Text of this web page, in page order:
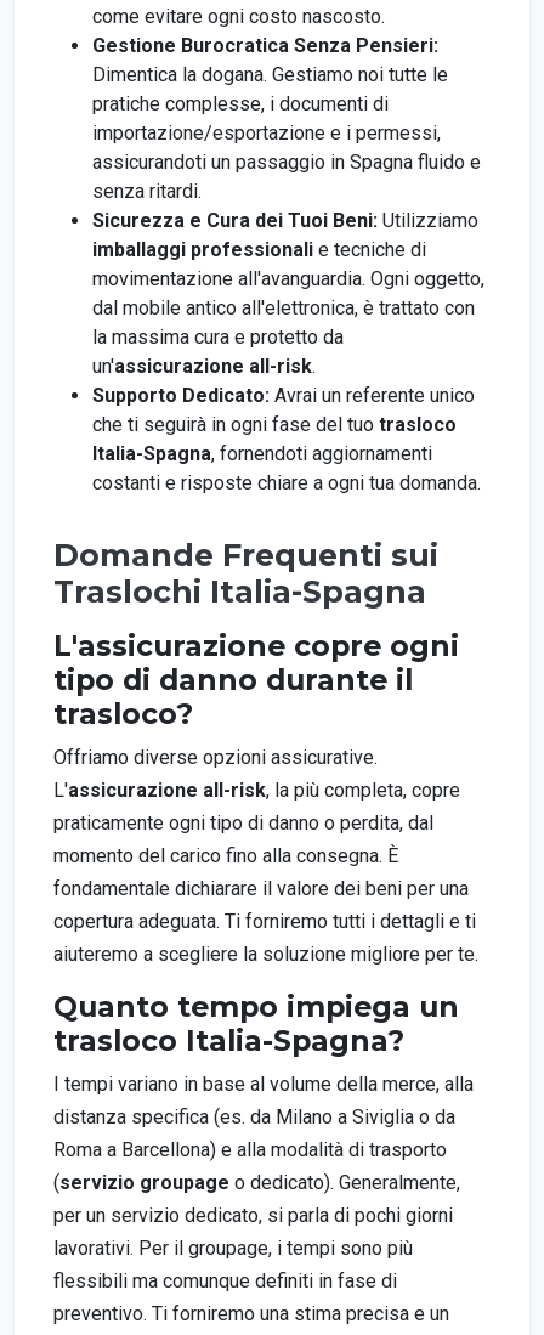
come evitare ogni costo nascosto.
Gestione Burocratica Senza Pensieri:
Dimentica la dogana. Gestiamo noi tutte le
pratiche complesse, i documenti di
importazione/esportazione e i permessi,
assicurandoti un passaggio in Spagna fluido e
senza ritardi.
Sicurezza e Cura dei Tuoi Beni: Utilizziamo
imballaggi professionali e tecniche di
movimentazione all'avanguardia. Ogni oggetto,
dal mobile antico all'elettronica, è trattato con
la massima cura e protetto da
un'assicurazione all-risk.
Supporto Dedicato: Avrai un referente unico
che ti seguirà in ogni fase del tuo trasloco
Italia-Spagna, fornendoti aggiornamenti
costanti e risposte chiare a ogni tua domanda.
Domande Frequenti sui
Traslochi Italia-Spagna
L'assicurazione copre ogni
tipo di danno durante il
trasloco?
Offriamo diverse opzioni assicurative.
L'assicurazione all-risk, la più completa, copre
praticamente ogni tipo di danno o perdita, dal
momento del carico fino alla consegna. È
fondamentale dichiarare il valore dei beni per una
copertura adeguata. Ti forniremo tutti i dettagli e ti
aiuteremo a scegliere la soluzione migliore per te.
Quanto tempo impiega un
trasloco Italia-Spagna?
I tempi variano in base al volume della merce, alla
distanza specifica (es. da Milano a Siviglia o da
Roma a Barcellona) e alla modalità di trasporto
(servizio groupage o dedicato). Generalmente,
per un servizio dedicato, si parla di pochi giorni
lavorativi. Per il groupage, i tempi sono più
flessibili ma comunque definiti in fase di
preventivo. Ti forniremo una stima precisa e un